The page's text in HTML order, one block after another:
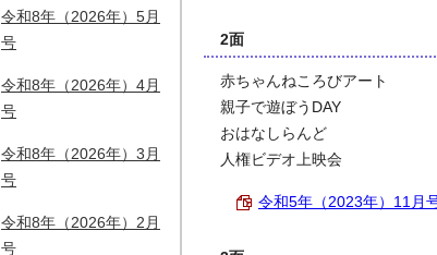
2面
赤ちゃんねころびアート
親子で遊ぼうDAY
おはなしらんど
人権ビデオ上映会
令和5年（2023年）11月
令和8年（2026年）5月
号
令和8年（2026年）4月
号
令和8年（2026年）3月
号
令和8年（2026年）2月
号